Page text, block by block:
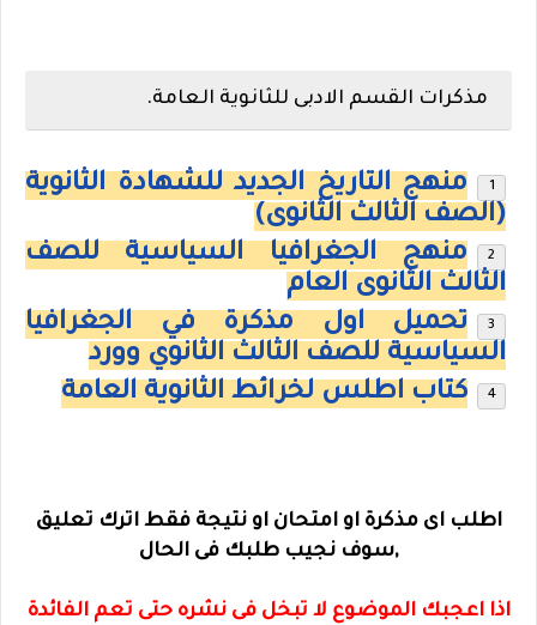
مذكرات القسم الادبى للثانوية العامة.
منهج التاريخ الجديد للشهادة الثانوية
(الصف الثالث الثانوى)
منهج الجغرافيا السياسية للصف
الثالث الثانوى العام
تحميل اول مذكرة في الجغرافيا
السياسية للصف الثالث الثانوي وورد
كتاب اطلس لخرائط الثانوية العامة
اطلب اى مذكرة او امتحان او نتيجة فقط اترك تعليق
,سوف نجيب طلبك فى الحال
اذا اعجبك الموضوع لا تبخل فى نشره حتى تعم الفائدة